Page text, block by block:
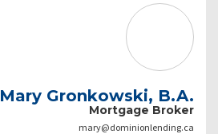
Mary Gronkowski, B.A.
Mortgage Broker
mary@dominionlending.ca